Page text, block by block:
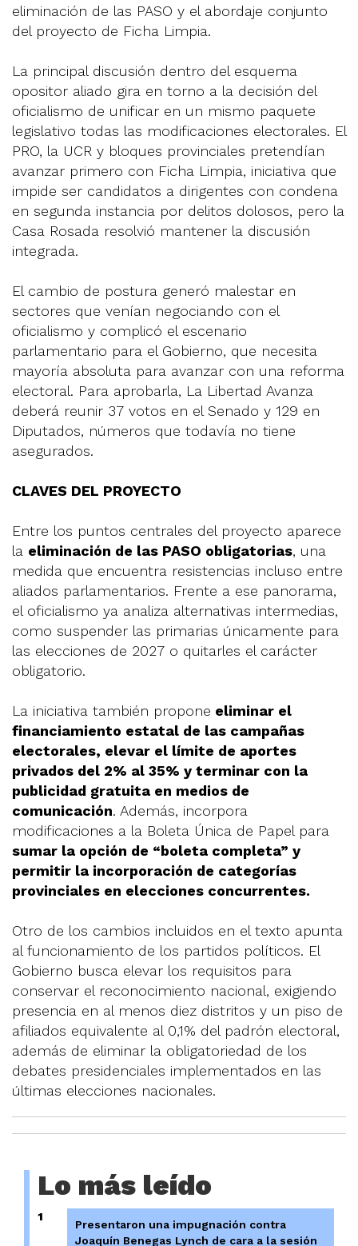
eliminación de las PASO y el abordaje conjunto
del proyecto de Ficha Limpia.
La principal discusión dentro del esquema
opositor aliado gira en torno a la decisión del
oficialismo de unificar en un mismo paquete
legislativo todas las modificaciones electorales. El
PRO, la UCR y bloques provinciales pretendían
avanzar primero con Ficha Limpia, iniciativa que
impide ser candidatos a dirigentes con condena
en segunda instancia por delitos dolosos, pero la
Casa Rosada resolvió mantener la discusión
integrada.
El cambio de postura generó malestar en
sectores que venían negociando con el
oficialismo y complicó el escenario
parlamentario para el Gobierno, que necesita
mayoría absoluta para avanzar con una reforma
electoral. Para aprobarla, La Libertad Avanza
deberá reunir 37 votos en el Senado y 129 en
Diputados, números que todavía no tiene
asegurados.
CLAVES DEL PROYECTO
Entre los puntos centrales del proyecto aparece
la eliminación de las PASO obligatorias, una
medida que encuentra resistencias incluso entre
aliados parlamentarios. Frente a ese panorama,
el oficialismo ya analiza alternativas intermedias,
como suspender las primarias únicamente para
las elecciones de 2027 o quitarles el carácter
obligatorio.
La iniciativa también propone eliminar el
financiamiento estatal de las campañas
electorales, elevar el límite de aportes
privados del 2% al 35% y terminar con la
publicidad gratuita en medios de
comunicación. Además, incorpora
modificaciones a la Boleta Única de Papel para
sumar la opción de “boleta completa” y
permitir la incorporación de categorías
provinciales en elecciones concurrentes.
Otro de los cambios incluidos en el texto apunta
al funcionamiento de los partidos políticos. El
Gobierno busca elevar los requisitos para
conservar el reconocimiento nacional, exigiendo
presencia en al menos diez distritos y un piso de
afiliados equivalente al 0,1% del padrón electoral,
además de eliminar la obligatoriedad de los
debates presidenciales implementados en las
últimas elecciones nacionales.
Lo más leído
1
Presentaron una impugnación contra
Joaquín Benegas Lynch de cara a la sesión